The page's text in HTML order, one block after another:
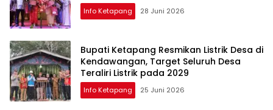
Info Ketapang 28 Juni 2026
Bupati Ketapang Resmikan Listrik Desa di
Kendawangan, Target Seluruh Desa
Teraliri Listrik pada 2029
Info Ketapang 25 Juni 2026